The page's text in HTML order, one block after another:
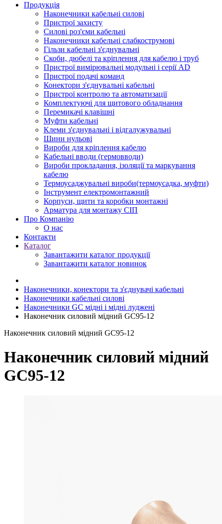
Продукція
Наконечники кабельні силові
Пристрої захисту
Силові роз'єми кабельні
Наконечники кабельні слабкострумові
Гільзи кабельні з'єднувальні
Скоби, дюбелі та кріплення для кабелю і труб
Пристрої вимірювальні модульні і серії AD
Пристрої подачі команд
Конектори з'єднувальні кабельні
Пристрої контролю та автоматизації
Комплектуючі для щитового обладнання
Перемикачі клавішні
Муфти кабельні
Клеми з'єднувальні і відгалужувальні
Шини нульові
Вироби для кріплення кабелю
Кабельні вводи (гермовводи)
Вироби прокладання, iзоляції та маркування
кабелю
Термоусаджувальні вироби(термоусадка, муфти)
Інструмент електромонтажний
Корпуси, щити та коробки монтажні
Арматура для монтажу СІП
Про Компанію
О нас
Контакти
Каталог
Завантажити каталог продукції
Завантажити каталог новинок
Наконечники, конектори та з'єднувачі кабельні
Наконечники кабельні силові
Наконечники GC мідні і мідні луджені
Наконечник силовий мідний GC95-12
Наконечник силовий мідний GC95-12
Наконечник силовий мідний
GC95-12